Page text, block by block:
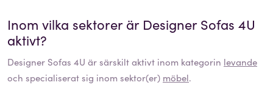
Inom vilka sektorer är Designer Sofas 4U
aktivt?
Designer Sofas 4U är särskilt aktivt inom kategorin levande
och specialiserat sig inom sektor(er) möbel.